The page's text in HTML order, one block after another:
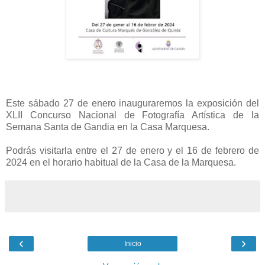
Este sábado 27 de enero inauguraremos la exposición del
XLII Concurso Nacional de Fotografía Artística de la
Semana Santa de Gandia en la Casa Marquesa.
Podrás visitarla entre el 27 de enero y el 16 de febrero de
2024 en el horario habitual de la Casa de la Marquesa.
‹ ›
Inicio